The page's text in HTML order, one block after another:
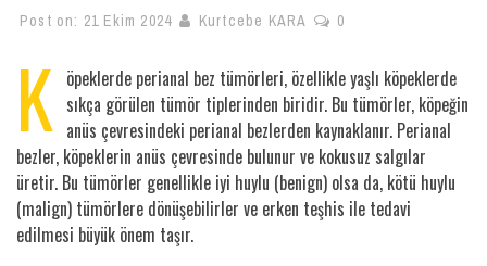
Post on: 21 Ekim 2024 Kurtcebe KARA 0
K öpeklerde perianal bez tümörleri, özellikle yaşlı köpeklerde
sıkça görülen tümör tiplerinden biridir. Bu tümörler, köpeğin
anüs çevresindeki perianal bezlerden kaynaklanır. Perianal
bezler, köpeklerin anüs çevresinde bulunur ve kokusuz salgılar
üretir. Bu tümörler genellikle iyi huylu (benign) olsa da, kötü huylu
(malign) tümörlere dönüşebilirler ve erken teşhis ile tedavi
edilmesi büyük önem taşır.